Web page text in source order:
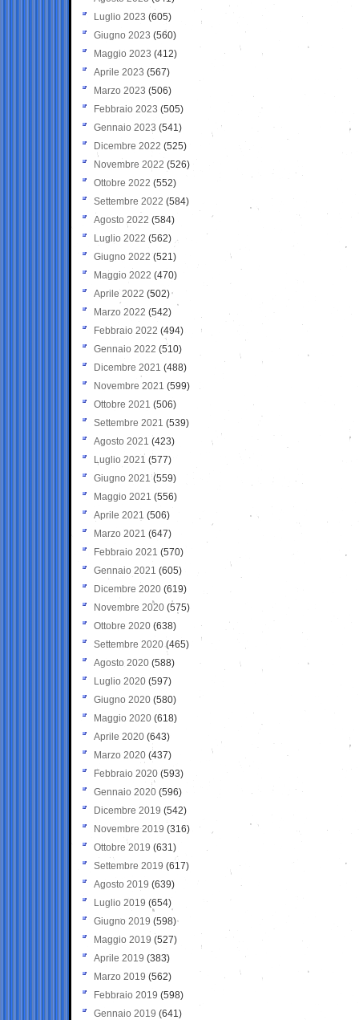
Luglio 2023 (605)
Giugno 2023 (560)
Maggio 2023 (412)
Aprile 2023 (567)
Marzo 2023 (506)
Febbraio 2023 (505)
Gennaio 2023 (541)
Dicembre 2022 (525)
Novembre 2022 (526)
Ottobre 2022 (552)
Settembre 2022 (584)
Agosto 2022 (584)
Luglio 2022 (562)
Giugno 2022 (521)
Maggio 2022 (470)
Aprile 2022 (502)
Marzo 2022 (542)
Febbraio 2022 (494)
Gennaio 2022 (510)
Dicembre 2021 (488)
Novembre 2021 (599)
Ottobre 2021 (506)
Settembre 2021 (539)
Agosto 2021 (423)
Luglio 2021 (577)
Giugno 2021(559)
Maggio 2021 (556)
Aprile 2021 (506)
Marzo 2021 (647)
Febbraio 2021 (570)
Gennaio 2021 (605)
Dicembre 2020 (619)
Novembre 2020 (575)
Ottobre 2020 (638)
Settembre 2020(465)
Agosto 2020 (588)
Luglio 2020 (597)
Giugno 2020 (580)
Maggio 2020 (618)
Aprile 2020 (643)
Marzo 2020 (437)
Febbraio 2020 (593)
Gennaio 2020 (596)
Dicembre 2019 (542)
Novembre 2019 (316)
Ottobre 2019 (631)
Settembre 2019 (617)
Agosto 2019 (639)
Luglio 2019 (654)
Giugno 2019 (598)
Maggio 2019 (527)
Aprile 2019 (383)
Marzo 2019 (562)
Febbraio 2019 (598)
Gennaio 2019 (641)